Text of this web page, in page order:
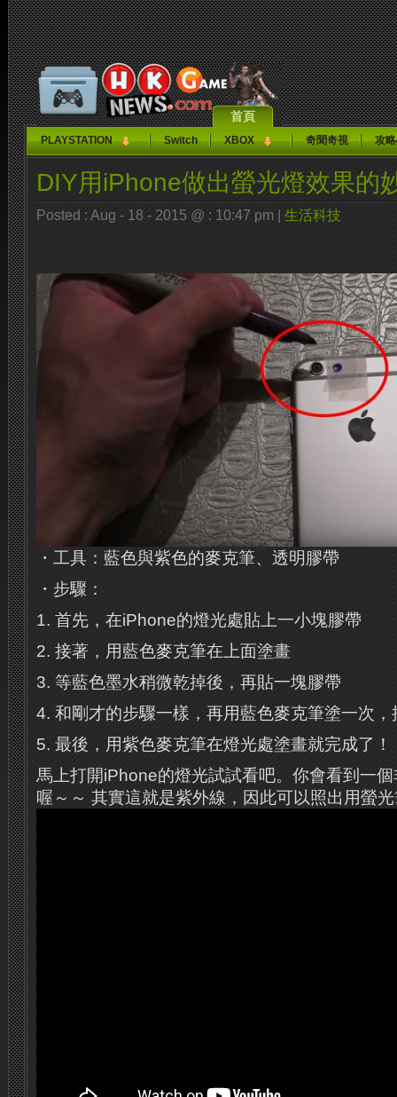
首頁
PLAYSTATION Switch XBOX 奇聞奇視 攻
DIY用iPhone做出螢光燈效果的
Posted : Aug - 18 - 2015 @ : 10:47 pm | 生活科技
・工具：藍色與紫色的麥克筆、透明膠帶
・步驟：
1. 首先，在iPhone的燈光處貼上一小塊膠帶
2. 接著，用藍色麥克筆在上面塗畫
3. 等藍色墨水稍微乾掉後，再貼一塊膠帶
4. 和剛才的步驟一樣，再用藍色麥克筆塗一次
5. 最後，用紫色麥克筆在燈光處塗畫就完成了！
馬上打開iPhone的燈光試試看吧。你會看到一
喔～～ 其實這就是紫外線，因此可以照出用螢